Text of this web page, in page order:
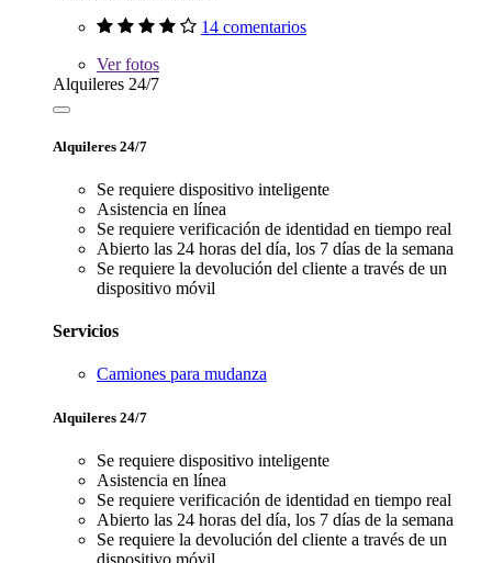
14 comentarios
Verfotos
Alquileres 24/7
Alquileres 24/7
Se requiere dispositivo inteligente
Asistencia en línea
Se requiere verificación de identidad en tiempo real
Abierto las 24 horas del día, los 7 días de la semana
Se requiere la devolución del cliente a través de un
dispositivo móvil
Servicios
Camiones para mudanza
Alquileres 24/7
Se requiere dispositivo inteligente
Asistencia en línea
Se requiere verificación de identidad en tiempo real
Abierto las 24 horas del día, los 7 días de la semana
Se requiere la devolución del cliente a través de un
dispositivo móvil